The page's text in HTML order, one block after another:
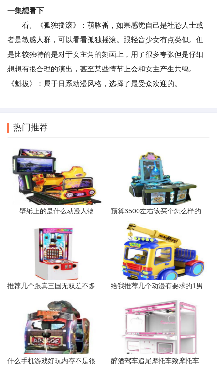
一集想看下
看。《孤独摇滚》：萌豚番，如果感觉自己是社恐人士或
者是敏感人群，可以看看孤独摇滚。跟轻音少女有点类似。但
是比较独特的是对于女主角的刻画上，用了很多夸张但是仔细
想想有很合理的演出，甚至某些情节上会和女主产生共鸣。
《魁拔》：属于日系动漫风格，选择了最受众欢迎的。
热门推荐
壁纸上的是什么动漫人物